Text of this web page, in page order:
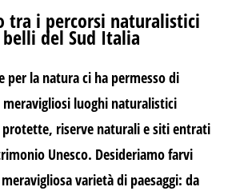
tra i percorsi naturalistici
del Sud Italia
per la natura ci ha permesso di
luoghi naturalistici
protette, riserve naturali e siti entrati
Unesco. Desideriamo farvi
varietà di paesaggi: da